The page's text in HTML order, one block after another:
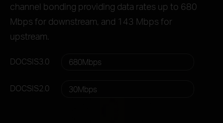
channel bonding providing data rates up to 680
Mbps for downstream, and 143 Mbps for
upstream.
DOCSIS3.0 680Mbps
DOCSIS2.0 30Mbps